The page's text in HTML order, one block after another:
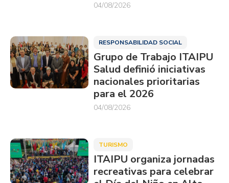
04/08/2026
RESPONSABILIDAD SOCIAL
Grupo de Trabajo ITAIPU
Salud definió iniciativas
nacionales prioritarias
para el 2026
04/08/2026
TURISMO
ITAIPU organiza jornadas
recreativas para celebrar